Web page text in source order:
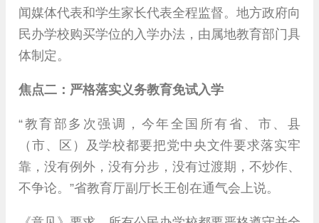
闻媒体代表和学生家长代表全程监督。地方政府向
民办学校购买学位的入学办法，由属地教育部门具
体制定。
焦点二：严格落实义务教育免试入学
“教育部多次强调，今年全国所有省、市、县
（市、区）及学校都要把党中央文件要求落实牢
靠，没有例外，没有分步，没有过渡期，不炒作、
不争论。”省教育厅副厅长王创在通气会上说。